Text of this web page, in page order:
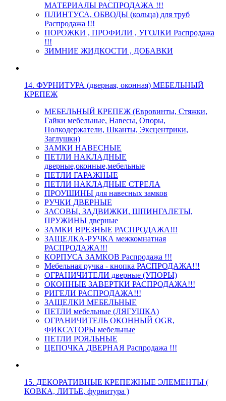
МАТЕРИАЛЫ РАСПРОДАЖА !!!
ПЛИНТУСА, ОБВОДЫ (кольца) для труб
Распродажа !!!
ПОРОЖКИ , ПРОФИЛИ , УГОЛКИ Распродажа
!!!
ЗИМНИЕ ЖИДКОСТИ , ДОБАВКИ
14. ФУРНИТУРА (дверная, оконная) МЕБЕЛЬНЫЙ
КРЕПЕЖ
МЕБЕЛЬНЫЙ КРЕПЕЖ (Евровинты, Стяжки,
Гайки мебельные, Навесы, Опоры,
Полкодержатели, Шканты, Эксцентрики,
Заглушки)
ЗАМКИ НАВЕСНЫЕ
ПЕТЛИ НАКЛАДНЫЕ
дверные,оконные,мебельные
ПЕТЛИ ГАРАЖНЫЕ
ПЕТЛИ НАКЛАДНЫЕ СТРЕЛА
ПРОУШИНЫ для навесных замков
РУЧКИ ДВЕРНЫЕ
ЗАСОВЫ, ЗАДВИЖКИ, ШПИНГАЛЕТЫ,
ПРУЖИНЫ дверные
ЗАМКИ ВРЕЗНЫЕ РАСПРОДАЖА!!!
ЗАЩЕЛКА-РУЧКА межкомнатная
РАСПРОДАЖА!!!
КОРПУСА ЗАМКОВ Распродажа !!!
Мебельная ручка - кнопка РАСПРОДАЖА!!!
ОГРАНИЧИТЕЛИ дверные (УПОРЫ)
ОКОННЫЕ ЗАВЕРТКИ РАСПРОДАЖА!!!
РИГЕЛИ РАСПРОДАЖА!!!
ЗАЩЕЛКИ МЕБЕЛЬНЫЕ
ПЕТЛИ мебельные (ЛЯГУШКА)
ОГРАНИЧИТЕЛЬ ОКОННЫЙ OGR,
ФИКСАТОРЫ мебельные
ПЕТЛИ РОЯЛЬНЫЕ
ЦЕПОЧКА ДВЕРНАЯ Распродажа !!!
15. ДЕКОРАТИВНЫЕ КРЕПЕЖНЫЕ ЭЛЕМЕНТЫ (
КОВКА, ЛИТЬЕ, фурнитура )